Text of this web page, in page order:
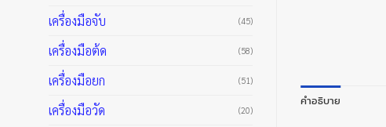
เครื่องมือจับ (45)
เครื่องมือต้ด (58)
เครื่องมือยก (51)
เครื่องมือวัด (20)
คำอธิบาย